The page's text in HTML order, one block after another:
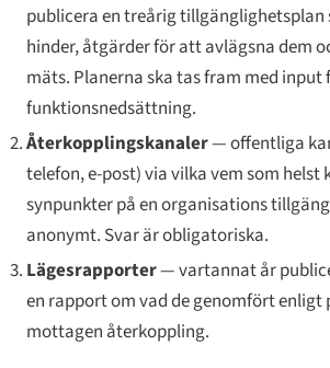
publicera en treårig
hinder, åtgärder för att avlägsna dem
mäts. Planerna ska tas fram med input
funktionsnedsättning.
Återkopplingskanaler— offentliga
telefon, e-post) via vilka vem som helst
synpunkter på en organisations
anonymt. Svar är obligatoriska.
Lägesrapporter— vartannat år
en rapport om vad de genomfört enligt
mottagen återkoppling.